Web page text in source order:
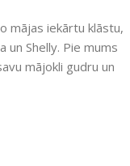
mājas iekārtu klāstu,
un Shelly. Pie mums
mājokli gudru un